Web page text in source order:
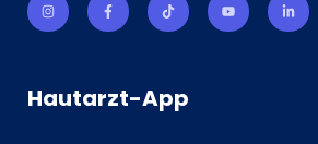
Hautarzt-App